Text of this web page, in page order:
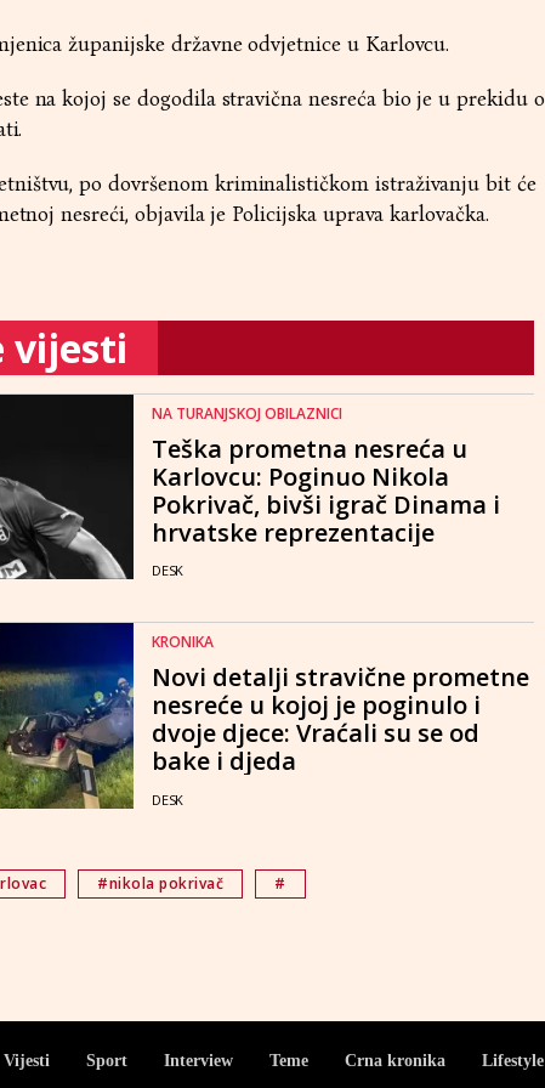
županijske državne odvjetnice u Karlovcu.
na kojoj se dogodila stravična nesreća bio je u prekidu
po dovršenom kriminalističkom istraživanju bit će
nesreći, objavila je Policijska uprava karlovačka.
vijesti
NA TURANJSKOJ OBILAZNICI
Teška prometna nesreća u
Karlovcu: Poginuo Nikola
Pokrivač, bivši igrač Dinama i
hrvatske reprezentacije
DESK
KRONIKA
Novi detalji stravične prometne
nesreće u kojoj je poginulo i
dvoje djece: Vraćali su se od
bake i djeda
DESK
#nikola pokrivač #
Vijesti Sport Interview Teme Crna kronika Lifestyle